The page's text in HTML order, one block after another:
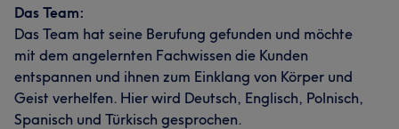
Das Team:
Das Team hat seine Berufung gefunden und möchte
mit dem angelernten Fachwissen die Kunden
entspannen und ihnen zum Einklang von Körper und
Geist verhelfen. Hier wird Deutsch, Englisch, Polnisch,
Spanisch und Türkisch gesprochen.